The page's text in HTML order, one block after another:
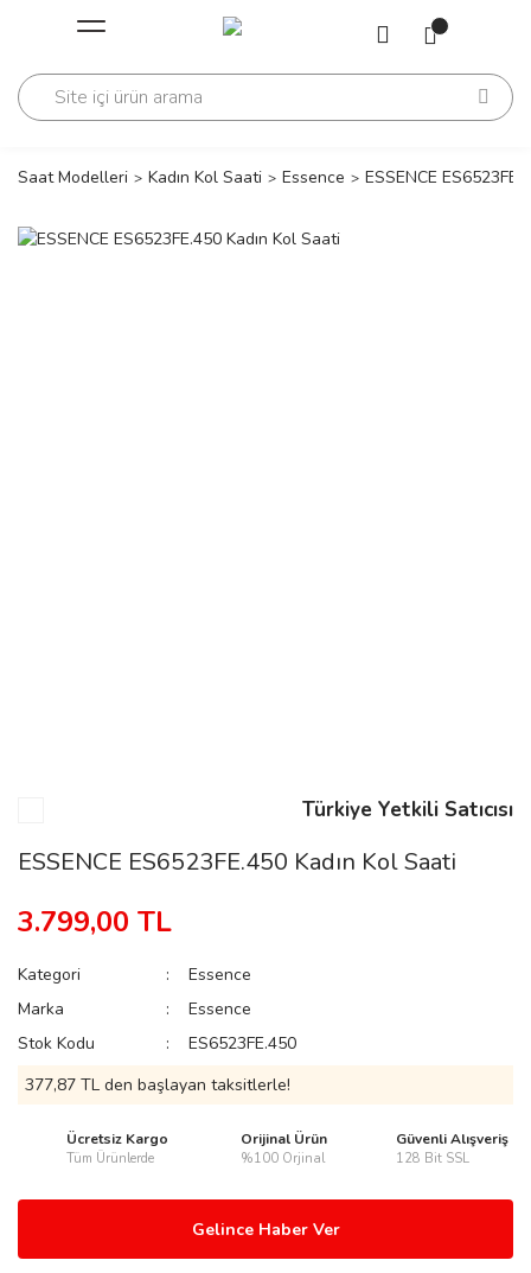
Geri Dön
Geri Dön
Saat Modelleri Kadın Kol Saati Essence ESSENCE
Türkiye Yetkili Satıcısı
ESSENCE ES6523FE.450 Kadın Kol Saati
3.799,00 TL
Kategori
Essence
Marka
Essence
Stok Kodu
ES6523FE.450
377,87 TL den başlayan taksitlerle!
Ücretsiz Kargo
Tüm Ürünlerde
Orijinal Ürün
%100 Orjinal
Güvenli Alışveriş
128 Bit SSL
Gelince Haber Ver